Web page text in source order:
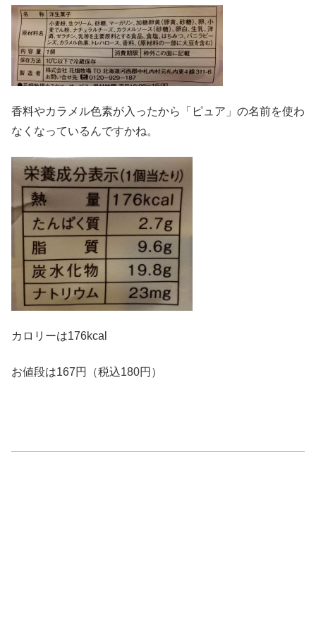
香料やカラメル色素が入ったから「ピュア」の名前を使わ
なくなっているんですかね。
カロリーは176kcal
お値段は167円（税込180円）